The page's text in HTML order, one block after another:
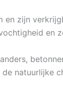
zijn
en
natuurlijke